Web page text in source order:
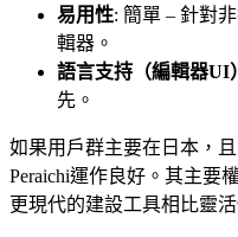
易用性: 簡單 – 針對
輯器。
語言支持（編輯器UI）
先。
如果用戶群主要在日本，
Peraichi運作良好。其主要
更現代的建設工具相比靈活